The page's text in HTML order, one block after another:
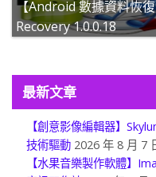
Recovery 1.0.0.18
最新文章
【創意影像編輯器】
技術驅動 2026 年 8 月 7
【水果音樂製作軟體】
音訊工作站 2026 年 8 月